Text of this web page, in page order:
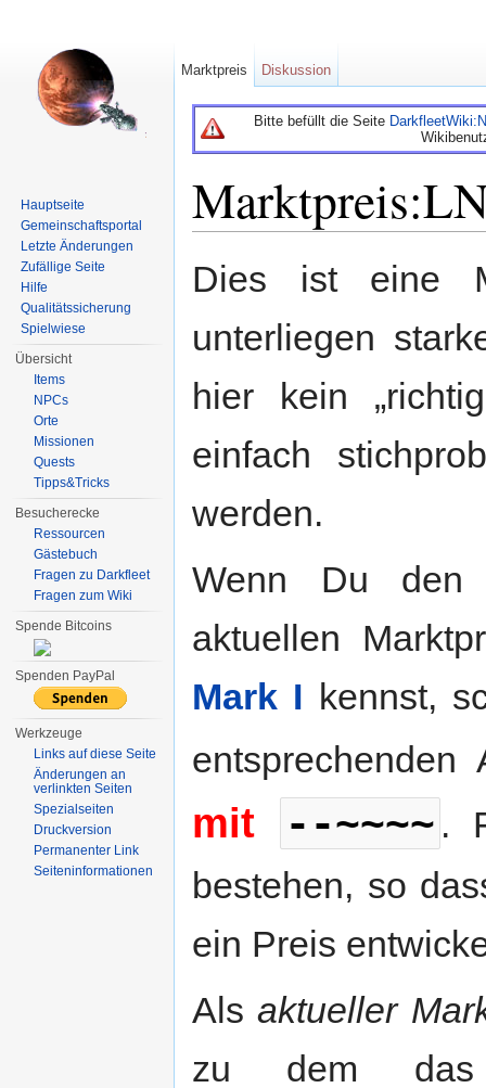
Bitte befüllt die Seite
Dies ist eine
unterliegen
hier kein
einfach
werden.
Wenn Du den
aktuellen
Mark I kennst,
mit --~~~~ .
bestehen, so
ein Preis
Alsaktueller
zu dem
Marktpreis Diskussion
Hauptseite
Gemeinschaftsportal
Letzte Änderungen
Zufällige Seite
Hilfe
Qualitätssicherung
Spielwiese
Übersicht
Items
NPCs
Orte
Missionen
Quests
Tipps&Tricks
Besucherecke
Ressourcen
Gästebuch
Fragen zu Darkfleet
Fragen zum Wiki
Spende Bitcoins
Spenden PayPal
Werkzeuge
Links auf diese Seite
Änderungen an
verlinkten Seiten
Spezialseiten
Druckversion
Permanenter Link
Seiten­informationen